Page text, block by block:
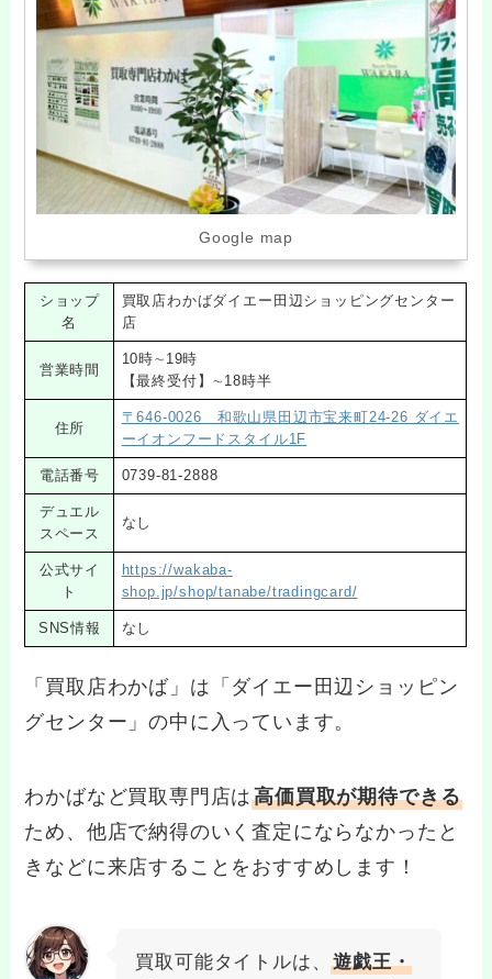
Google map
ショップ
名
買取店わかばダイエー田辺ショッピングセンター
店
営業時間
10時∼19時
【最終受付】∼18時半
住所
〒646-0026 和歌山県田辺市宝来町24-26 ダイエ
ーイオンフードスタイル1F
電話番号 0739-81-2888
デュエル
スペース
なし
公式サイ
ト
https://wakaba-
shop.jp/shop/tanabe/tradingcard/
SNS情報 なし
「買取店わかば」は「ダイエー田辺ショッピン
グセンター」の中に入っています。
わかばなど買取専門店は高価買取が期待できる
ため、他店で納得のいく査定にならなかったと
きなどに来店することをおすすめします！
買取可能タイトルは、遊戯王・